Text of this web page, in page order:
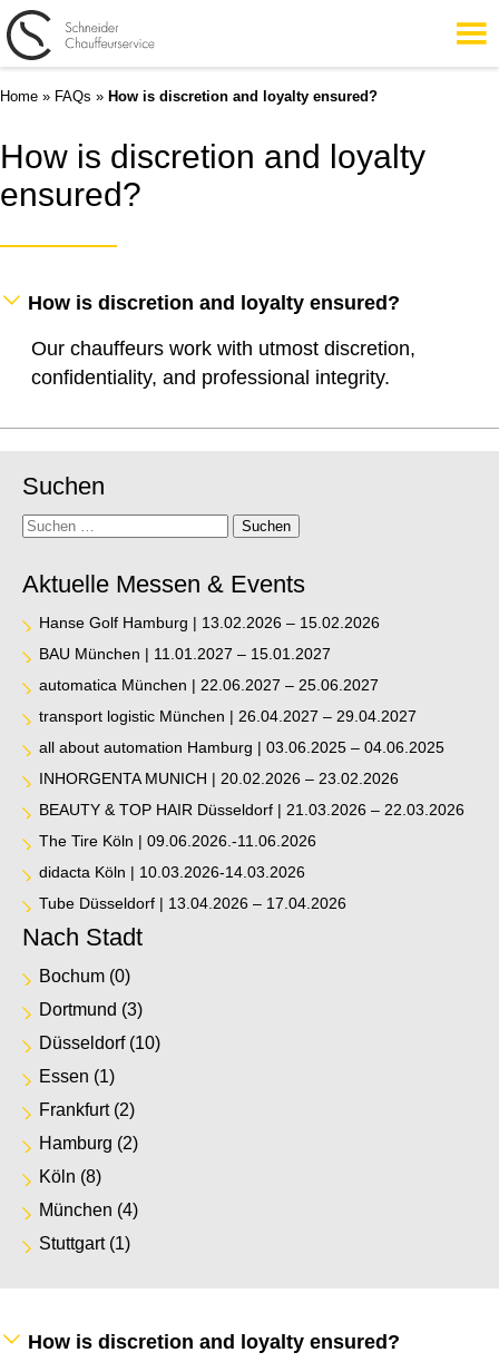
Home » FAQs » How is discretion and loyalty ensured?
How is discretion and loyalty
ensured?
How is discretion and loyalty ensured?
Our chauffeurs work with utmost discretion,
confidentiality, and professional integrity.
Suchen
Suche Suchen
Aktuelle Messen & Events
Hanse Golf Hamburg | 13.02.2026 – 15.02.2026
BAU München | 11.01.2027 – 15.01.2027
automatica München | 22.06.2027 – 25.06.2027
transport logistic München | 26.04.2027 – 29.04.2027
all about automation Hamburg | 03.06.2025 – 04.06.2025
INHORGENTA MUNICH | 20.02.2026 – 23.02.2026
BEAUTY & TOP HAIR Düsseldorf | 21.03.2026 – 22.03.2026
The Tire Köln | 09.06.2026.-11.06.2026
didacta Köln | 10.03.2026-14.03.2026
Tube Düsseldorf | 13.04.2026 – 17.04.2026
Nach Stadt
Bochum (0)
Dortmund (3)
Düsseldorf(10)
Essen (1)
Frankfurt(2)
Hamburg (2)
Köln (8)
München (4)
Stuttgart(1)
How is discretion and loyalty ensured?